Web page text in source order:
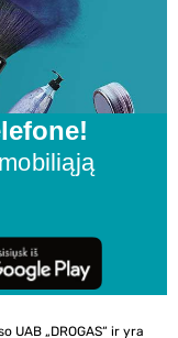
„DROGAS“ ir yra